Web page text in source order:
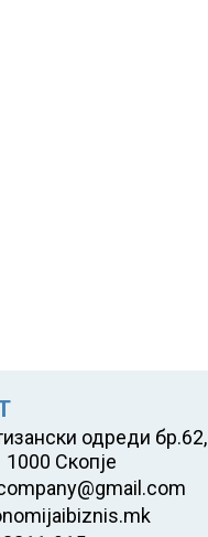
одреди бр.62,
Скопје